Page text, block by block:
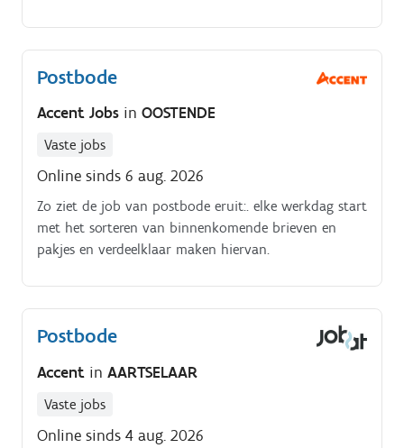
mailcentrum waar je de niet afgeleverde pakjes en
zendingen uitscant
Postbode
Accent Jobs in OOSTENDE
Vaste jobs
Online sinds 6 aug. 2026
Zo ziet de job van postbode eruit:. elke werkdag start
met het sorteren van binnenkomende brieven en
pakjes en verdeelklaar maken hiervan.
Postbode
Accent in AARTSELAAR
Vaste jobs
Online sinds 4 aug. 2026